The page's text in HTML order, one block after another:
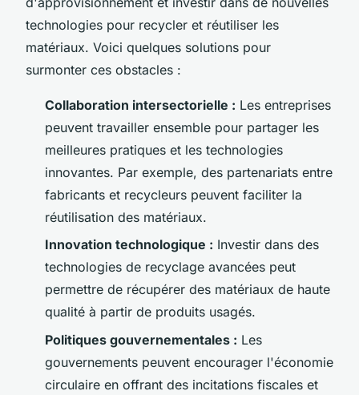
technologies pour recycler et réutiliser les
matériaux. Voici quelques solutions pour
surmonter ces obstacles :
Collaboration intersectorielle : Les entreprises
peuvent travailler ensemble pour partager les
meilleures pratiques et les technologies
innovantes. Par exemple, des partenariats entre
fabricants et recycleurs peuvent faciliter la
réutilisation des matériaux.
Innovation technologique : Investir dans des
technologies de recyclage avancées peut
permettre de récupérer des matériaux de haute
qualité à partir de produits usagés.
Politiques gouvernementales : Les
gouvernements peuvent encourager l'économie
circulaire en offrant des incitations fiscales et